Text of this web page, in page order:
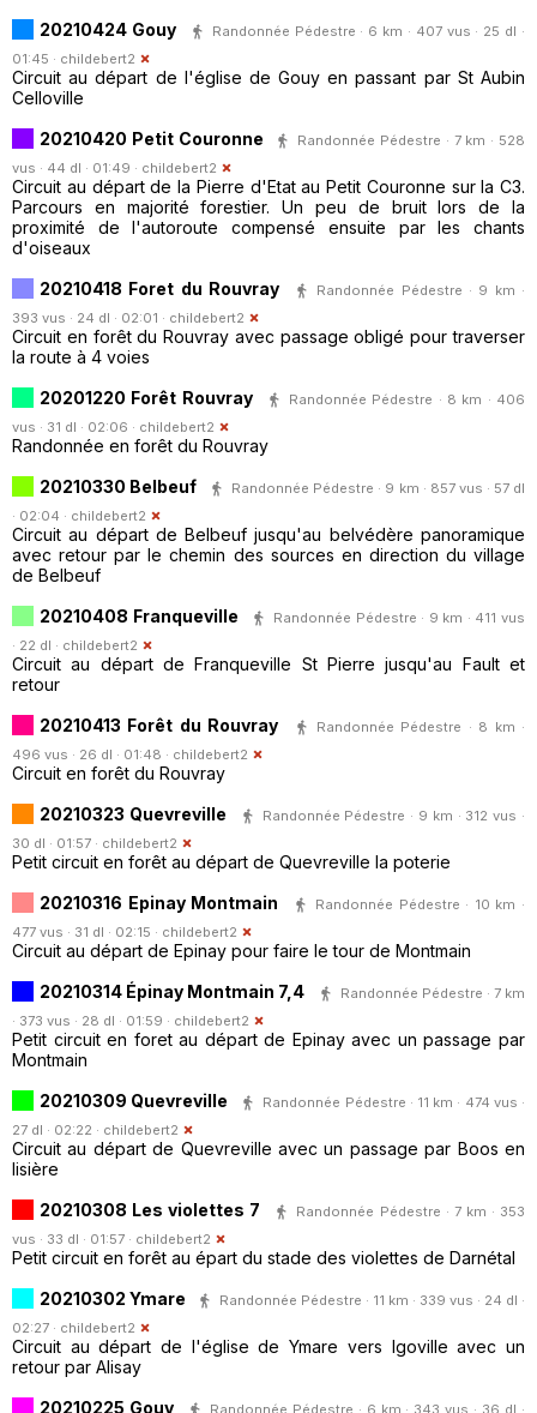
20210424 Gouy
Randonnée Pédestre · 6 km · 407 vus · 25 dl ·
01:45 · childebert2
Circuit au départ de l'église de Gouy en passant par St Aubin
Celloville
20210420 Petit Couronne
Randonnée Pédestre · 7 km · 528
vus · 44 dl · 01:49 · childebert2
Circuit au départ de la Pierre d'Etat au Petit Couronne sur la C3.
Parcours en majorité forestier. Un peu de bruit lors de la
proximité de l'autoroute compensé ensuite par les chants
d'oiseaux
20210418 Foret du Rouvray
Randonnée Pédestre · 9 km ·
393 vus · 24 dl · 02:01 · childebert2
Circuit en forêt du Rouvray avec passage obligé pour traverser
la route à 4 voies
20201220 Forêt Rouvray
Randonnée Pédestre · 8 km · 406
vus · 31 dl · 02:06 · childebert2
Randonnée en forêt du Rouvray
20210330 Belbeuf
Randonnée Pédestre · 9 km · 857 vus · 57 dl
· 02:04 · childebert2
Circuit au départ de Belbeuf jusqu'au belvédère panoramique
avec retour par le chemin des sources en direction du village
de Belbeuf
20210408 Franqueville
Randonnée Pédestre · 9 km · 411 vus
· 22 dl · childebert2
Circuit au départ de Franqueville St Pierre jusqu'au Fault et
retour
20210413 Forêt du Rouvray
Randonnée Pédestre · 8 km ·
496 vus · 26 dl · 01:48 · childebert2
Circuit en forêt du Rouvray
20210323 Quevreville
Randonnée Pédestre · 9 km · 312 vus ·
30 dl · 01:57 · childebert2
Petit circuit en forêt au départ de Quevreville la poterie
20210316 Epinay Montmain
Randonnée Pédestre · 10 km ·
477 vus · 31 dl · 02:15 · childebert2
Circuit au départ de Epinay pour faire le tour de Montmain
20210314 Épinay Montmain 7,4
Randonnée Pédestre · 7 km
· 373 vus · 28 dl · 01:59 · childebert2
Petit circuit en foret au départ de Epinay avec un passage par
Montmain
20210309 Quevreville
Randonnée Pédestre · 11 km · 474 vus ·
27 dl · 02:22 · childebert2
Circuit au départ de Quevreville avec un passage par Boos en
lisière
20210308 Les violettes 7
Randonnée Pédestre · 7 km · 353
vus · 33 dl · 01:57 · childebert2
Petit circuit en forêt au épart du stade des violettes de Darnétal
20210302 Ymare
Randonnée Pédestre · 11 km · 339 vus · 24 dl ·
02:27 · childebert2
Circuit au départ de l'église de Ymare vers Igoville avec un
retour par Alisay
20210225 Gouy
Randonnée Pédestre · 6 km · 343 vus · 36 dl ·